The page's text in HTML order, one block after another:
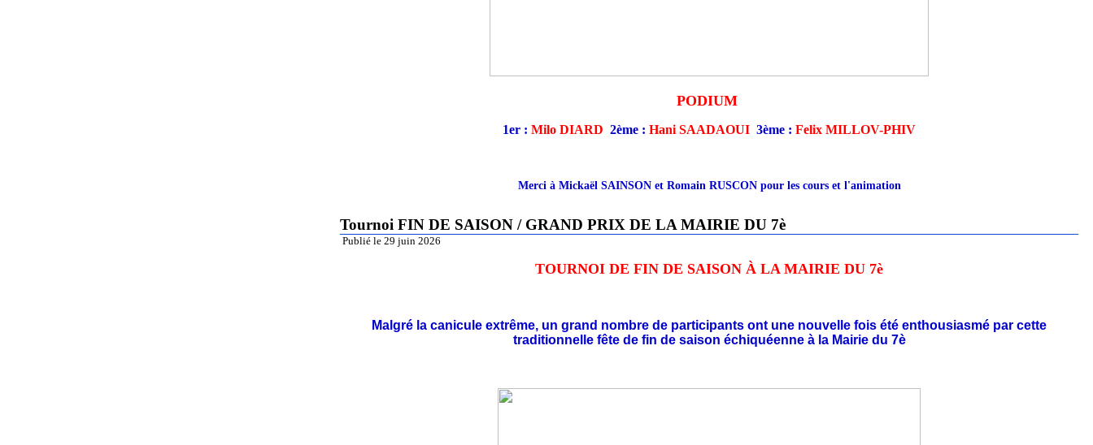
PODIUM
1er : Milo DIARD 2ème : Hani SAADAOUI 3ème : Felix MILLOV-PHIV
Merci à Mickaël SAINSON et Romain RUSCON pour les cours et l'animation
Tournoi FIN DE SAISON / GRAND PRIX DE LA MAIRIE DU 7è
Publié le 29 juin 2026
TOURNOI DE FIN DE SAISON À LA MAIRIE DU 7è
Malgré la canicule extrême, un grand nombre de participants ont une nouvelle fois été enthousiasmé par cette
traditionnelle fête de fin de saison échiquéenne à la Mairie du 7è